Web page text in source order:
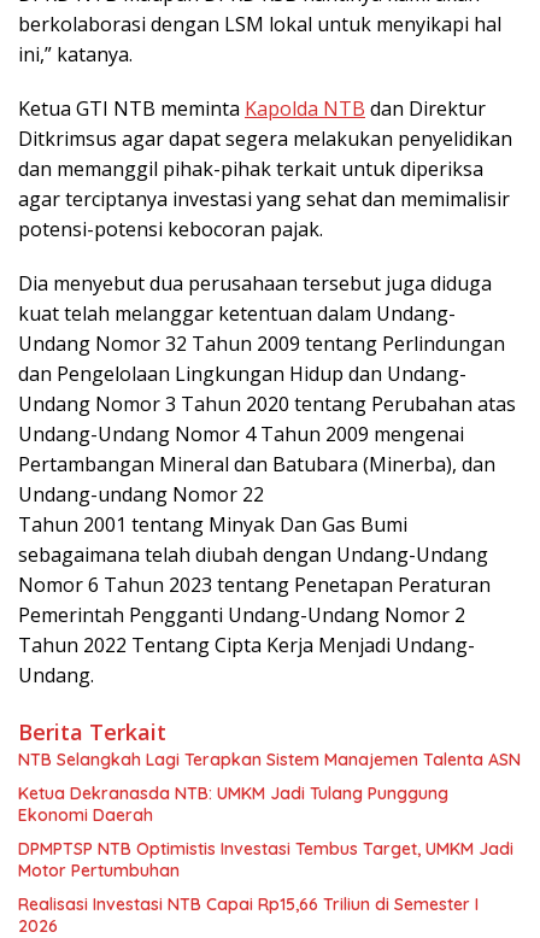
berkolaborasi dengan LSM lokal untuk menyikapi hal
ini,” katanya.
Ketua GTI NTB meminta Kapolda NTB dan Direktur
Ditkrimsus agar dapat segera melakukan penyelidikan
dan memanggil pihak-pihak terkait untuk diperiksa
agar terciptanya investasi yang sehat dan memimalisir
potensi-potensi kebocoran pajak.
Dia menyebut dua perusahaan tersebut juga diduga
kuat telah melanggar ketentuan dalam Undang-
Undang Nomor 32 Tahun 2009 tentang Perlindungan
dan Pengelolaan Lingkungan Hidup dan Undang-
Undang Nomor 3 Tahun 2020 tentang Perubahan atas
Undang-Undang Nomor 4 Tahun 2009 mengenai
Pertambangan Mineral dan Batubara (Minerba), dan
Undang-undang Nomor 22
Tahun 2001 tentang Minyak Dan Gas Bumi
sebagaimana telah diubah dengan Undang-Undang
Nomor 6 Tahun 2023 tentang Penetapan Peraturan
Pemerintah Pengganti Undang-Undang Nomor 2
Tahun 2022 Tentang Cipta Kerja Menjadi Undang-
Undang.
Berita Terkait
NTB Selangkah Lagi Terapkan Sistem Manajemen Talenta ASN
Ketua Dekranasda NTB: UMKM Jadi Tulang Punggung
Ekonomi Daerah
DPMPTSP NTB Optimistis Investasi Tembus Target, UMKM Jadi
Motor Pertumbuhan
Realisasi Investasi NTB Capai Rp15,66 Triliun di Semester I
2026